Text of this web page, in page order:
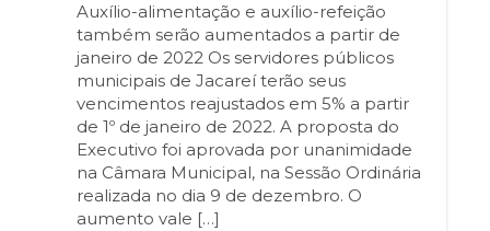
Auxílio-alimentação e auxílio-refeição
também serão aumentados a partir de
janeiro de 2022 Os servidores públicos
municipais de Jacareí terão seus
vencimentos reajustados em 5% a partir
de 1º de janeiro de 2022. A proposta do
Executivo foi aprovada por unanimidade
na Câmara Municipal, na Sessão Ordinária
realizada no dia 9 de dezembro. O
aumento vale […]